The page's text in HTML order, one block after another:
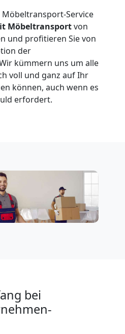
Möbeltransport-Service
Möbeltransportvon
und profitieren Sie von
der
kümmern uns um alle
voll und ganz auf Ihr
können, auch wenn es
erfordert.
bei